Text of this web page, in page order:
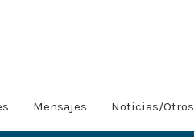
Mensajes Noticias/Otros